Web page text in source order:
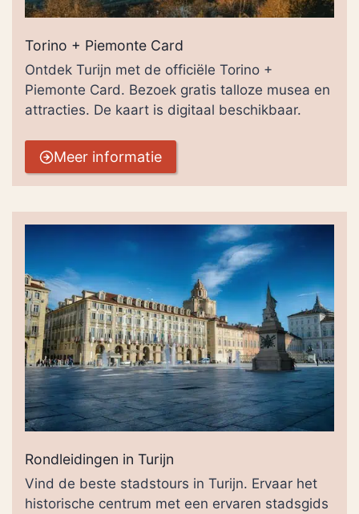
Torino + Piemonte Card
Ontdek Turijn met de officiële Torino +
Piemonte Card. Bezoek gratis talloze musea en
attracties. De kaart is digitaal beschikbaar.
Meer informatie
Rondleidingen in Turijn
Vind de beste stadstours in Turijn. Ervaar het
historische centrum met een ervaren stadsgids